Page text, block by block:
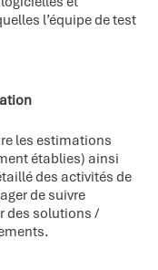
l’équipe de test
les estimations
établies) ainsi
des activités de
de suivre
des solutions /